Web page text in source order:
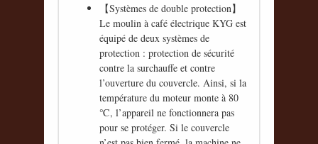
【Systèmes de double protection】
Le moulin à café électrique KYG est
équipé de deux systèmes de
protection : protection de sécurité
contre la surchauffe et contre
l’ouverture du couvercle. Ainsi, si la
température du moteur monte à 80
℃, l’appareil ne fonctionnera pas
pour se protéger. Si le couvercle